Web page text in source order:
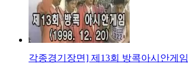
각종경기장면] 제13회 방콕아시안게임